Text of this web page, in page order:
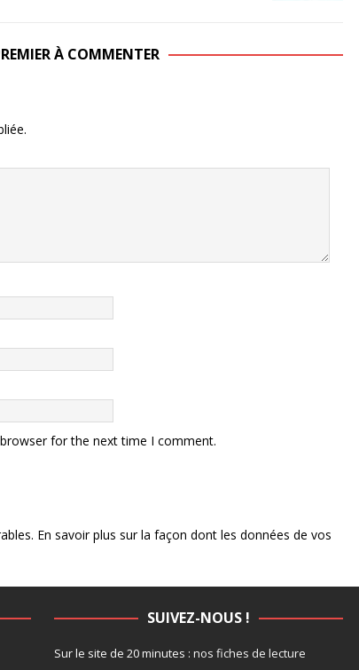
À COMMENTER
for the next time I comment.
En savoir plus sur la façon dont les données de vos
SUIVEZ-NOUS !
Sur le site de 20 minutes : nos fiches de lecture